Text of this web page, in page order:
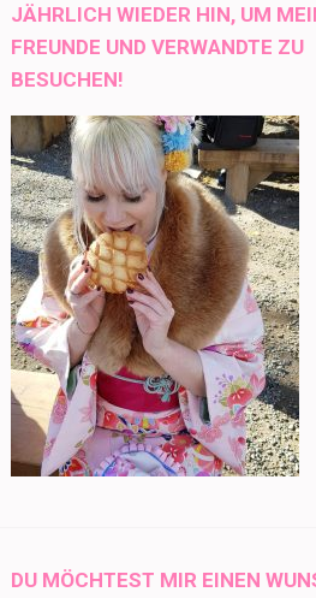
JÄHRLICH WIEDER HIN, UM
FREUNDE UND VERWANDTE ZU
BESUCHEN!
DU MÖCHTEST MIR EINEN